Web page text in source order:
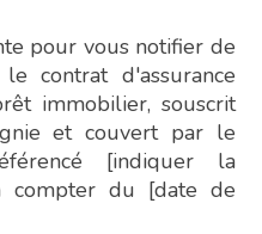
pour vous notifier de
contrat d'assurance
immobilier, souscrit
et couvert par le
[indiquer la
compter du [date de